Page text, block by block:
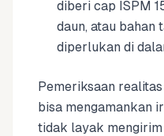
diberi cap ISPM
daun, atau bahan
diperlukan di
Pemeriksaan
bisa mengamankan
tidak layak